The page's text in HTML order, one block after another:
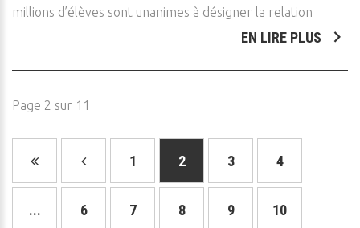
millions d’élèves sont unanimes à désigner la relation
EN LIRE PLUS
Page 2 sur 11
1 2 3 4
... 6 7 8 9 10